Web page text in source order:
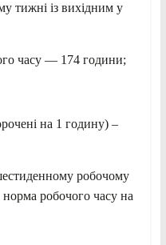
тижні із вихідним у
часу — 174 години;
на 1 годину) –
робочому
норма робочого часу на